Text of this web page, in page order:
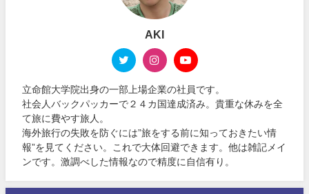
AKI
立命館大学院出身の一部上場企業の社員です。
社会人バックパッカーで２４カ国達成済み。貴重な休みを全
て旅に費やす旅人。
海外旅行の失敗を防ぐには”旅をする前に知っておきたい情
報”を見てください。これで大体回避できます。他は雑記メイ
ンです。激調べした情報なので精度に自信有り。